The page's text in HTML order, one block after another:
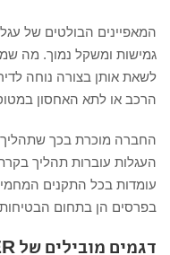
גמישות ומשקל נמוך. מה
לשאת אותן בצורה נוחה
הרכב או לתא האחסון
החברה מוכרת בכך שתהליך
העגלות עוברות תהליך
עומדות בכל התקנים
בפרסים הן בתחום
דגמים מובילים של BABY JOGGER